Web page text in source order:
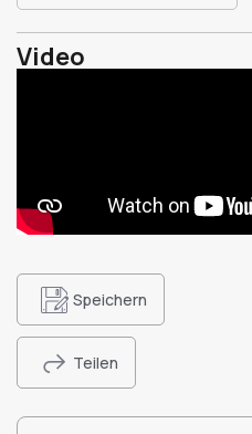
Video
Speichern
Teilen